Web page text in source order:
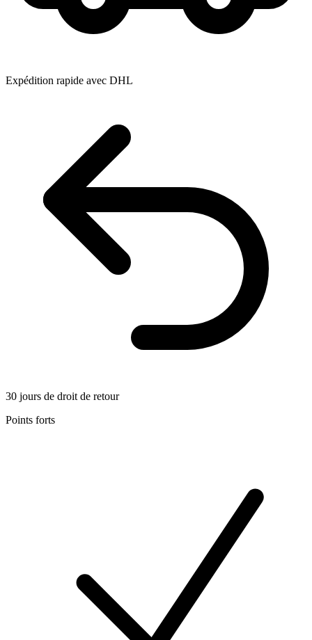
Expédition rapide avec DHL
30 jours de droit de retour
Points forts